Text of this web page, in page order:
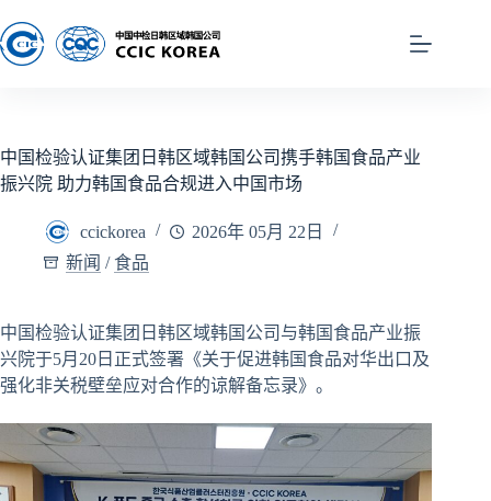
中国检验认证集团日韩区域韩国公司携手韩国食品产业
振兴院 助力韩国食品合规进入中国市场
ccickorea
2026年 05月 22日
新闻 /食品
中国检验认证集团日韩区域韩国公司与韩国食品产业振
兴院于5月20日正式签署《关于促进韩国食品对华出口及
强化非关税壁垒应对合作的谅解备忘录》。